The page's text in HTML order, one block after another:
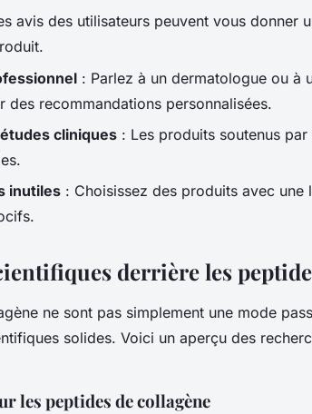
avis des utilisateurs peuvent vous donner
: Parlez à un dermatologue ou à
des recommandations personnalisées.
cliniques : Les produits soutenus
inutiles : Choisissez des produits avec
derrière les
ne sont pas simplement une mode
solides. Voici un aperçu des
les peptides de collagène